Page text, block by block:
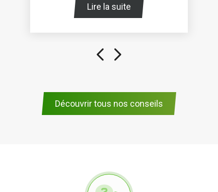
Lire la suite
Découvrir tous nos conseils